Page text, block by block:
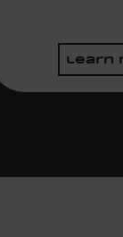
learn
slide